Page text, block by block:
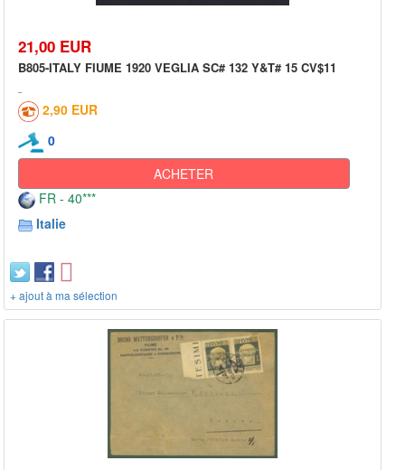
21,00 EUR
B805-ITALY FIUME 1920 VEGLIA SC# 132 Y&T# 15 CV$11
2,90 EUR
0
ACHETER
FR - 40***
Italie
+ ajout à ma sélection